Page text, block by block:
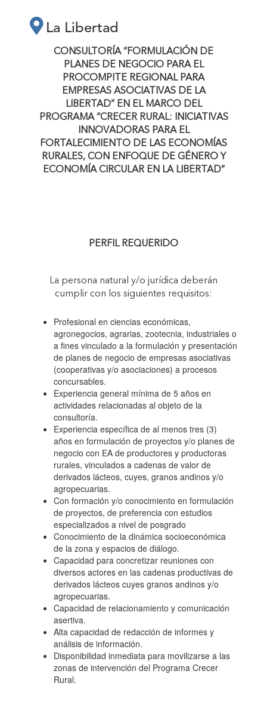
REGIONAL PARA
EMPRESAS
ASOCIATIVAS DE
LA LIBERTAD” EN
INICIATIVAS
INNOVADORAS
PARA EL
FORTALECIMIENTO
DE LAS
ECONOMÍAS
RURALES, CON
ENFOQUE DE
GÉNERO"
La Libertad
CONSULTORÍA “FORMULACIÓN DE
PLANES DE NEGOCIO PARA EL
PROCOMPITE REGIONAL PARA
EMPRESAS ASOCIATIVAS DE LA
LIBERTAD”EN EL MARCO DEL
PROGRAMA “CRECER RURAL:
INICIATIVAS
INNOVADORAS PARA EL
FORTALECIMIENTO DE LAS ECONOMÍAS
RURALES, CON ENFOQUE DE GÉNERO Y
ECONOMÍA CIRCULAR EN LA LIBERTAD”
PERFIL REQUERIDO
La persona natural y/o jurídica deberán
cumplir con los siguientes requisitos:
Profesional en ciencias económicas,
agronegocios, agrarias, zootecnia, industriales o
a fines vinculado a la formulación y presentación
de planes de negocio de empresas asociativas
(cooperativas y/o asociaciones) a procesos
concursables.
Experiencia general mínima de 5 años en
actividades relacionadas al objeto de la
consultoría.
Experiencia específica de al menos tres (3)
años en formulación de proyectos y/o planes de
negocio con EA de productores y productoras
rurales, vinculados a cadenas de valor de
derivados lácteos, cuyes, granos andinos y/o
agropecuarias.
Con formación y/o conocimiento en formulación
de proyectos, de preferencia con estudios
especializados a nivel de posgrado
Conocimiento de la dinámica socioeconómica
de la zona y espacios de diálogo.
Capacidad para concretizar reuniones con
diversos actores en las cadenas productivas de
derivados lácteos cuyes granos andinos y/o
agropecuarias.
Capacidad de relacionamiento y comunicación
asertiva.
Alta capacidad de redacción de informes y
análisis de información.
Disponibilidad inmediata para movilizarse a las
zonas de intervención del Programa Crecer
Rural.